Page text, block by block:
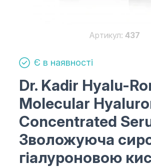
Артикул: 437
Є в наявності
Dr. Kadir Hyalu-
Molecular
Concentrated
Зволожуюча
гіалуроновою